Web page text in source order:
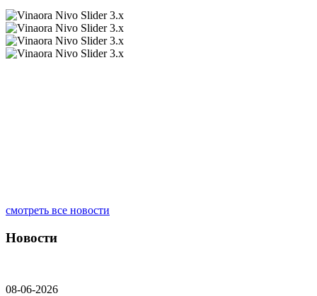
смотреть все новости
Новости
08-06-2026